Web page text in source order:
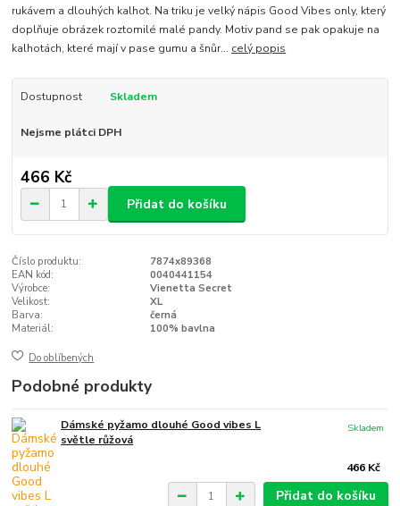
rukávem a dlouhých kalhot. Na triku je velký nápis Good Vibes only, který
doplňuje obrázek roztomilé malé pandy. Motiv pand se pak opakuje na
kalhotách, které mají v pase gumu a šnůr... celý popis
Dostupnost Skladem
Nejsme plátci DPH
466 Kč
Přidat do košíku
Číslo produktu:
7874x89368
EAN kód:
0040441154
Výrobce:
Vienetta Secret
Velikost:
XL
Barva:
černá
Materiál:
100% bavlna
Do oblíbených
Podobné produkty
Dámské pyžamo dlouhé Good vibes L
světle růžová
466 Kč
Skladem
Přidat do košíku